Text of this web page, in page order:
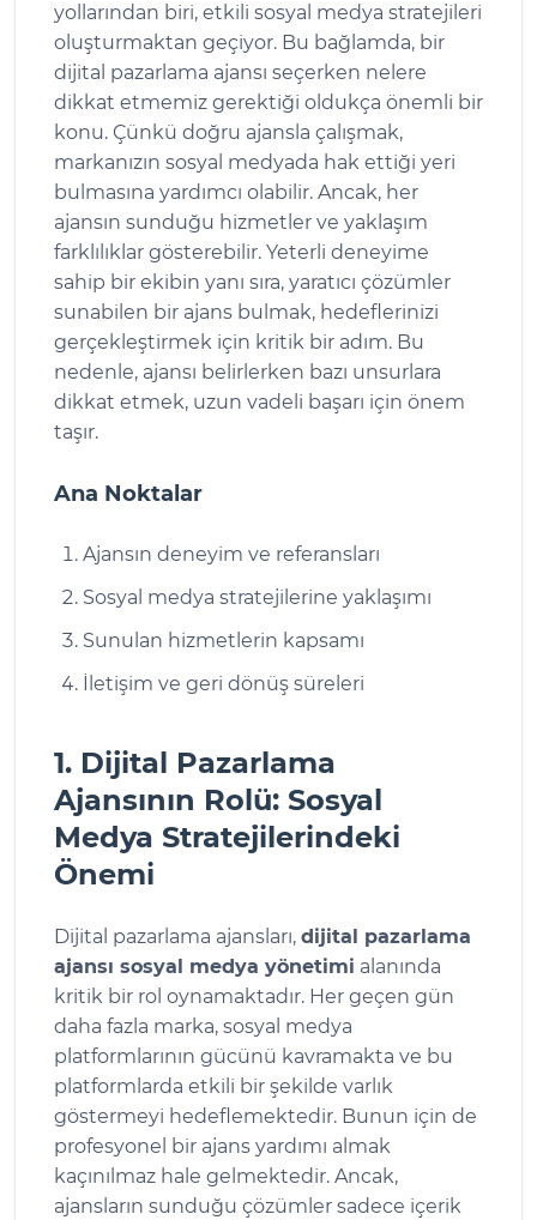
yollarından biri, etkili sosyal medya stratejileri
oluşturmaktan geçiyor. Bu bağlamda, bir
dijital pazarlama ajansı seçerken nelere
dikkat etmemiz gerektiği oldukça önemli bir
konu. Çünkü doğru ajansla çalışmak,
markanızın sosyal medyada hak ettiği yeri
bulmasına yardımcı olabilir. Ancak, her
ajansın sunduğu hizmetler ve yaklaşım
farklılıklar gösterebilir. Yeterli deneyime
sahip bir ekibin yanı sıra, yaratıcı çözümler
sunabilen bir ajans bulmak, hedeflerinizi
gerçekleştirmek için kritik bir adım. Bu
nedenle, ajansı belirlerken bazı unsurlara
dikkat etmek, uzun vadeli başarı için önem
taşır.
Ana Noktalar
Ajansın deneyim ve referansları
Sosyal medya stratejilerine yaklaşımı
Sunulan hizmetlerin kapsamı
İletişim ve geri dönüş süreleri
1. Dijital Pazarlama
Ajansının Rolü: Sosyal
Medya Stratejilerindeki
Önemi
Dijital pazarlama ajansları, dijital pazarlama
ajansı sosyal medya yönetimi alanında
kritik bir rol oynamaktadır. Her geçen gün
daha fazla marka, sosyal medya
platformlarının gücünü kavramakta ve bu
platformlarda etkili bir şekilde varlık
göstermeyi hedeflemektedir. Bunun için de
profesyonel bir ajans yardımı almak
kaçınılmaz hale gelmektedir. Ancak,
ajansların sunduğu çözümler sadece içerik